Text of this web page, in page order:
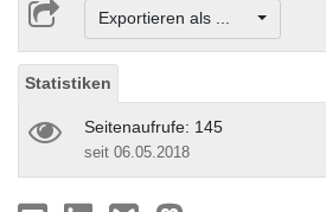
Exportieren als ...
Statistiken
Seitenaufrufe: 145
seit 06.05.2018